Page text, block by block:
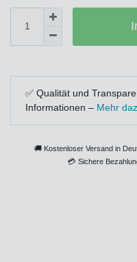
✅ Qualität und
Informationen – Mehr
🚚 Kostenloser Versand in
💳 Sichere